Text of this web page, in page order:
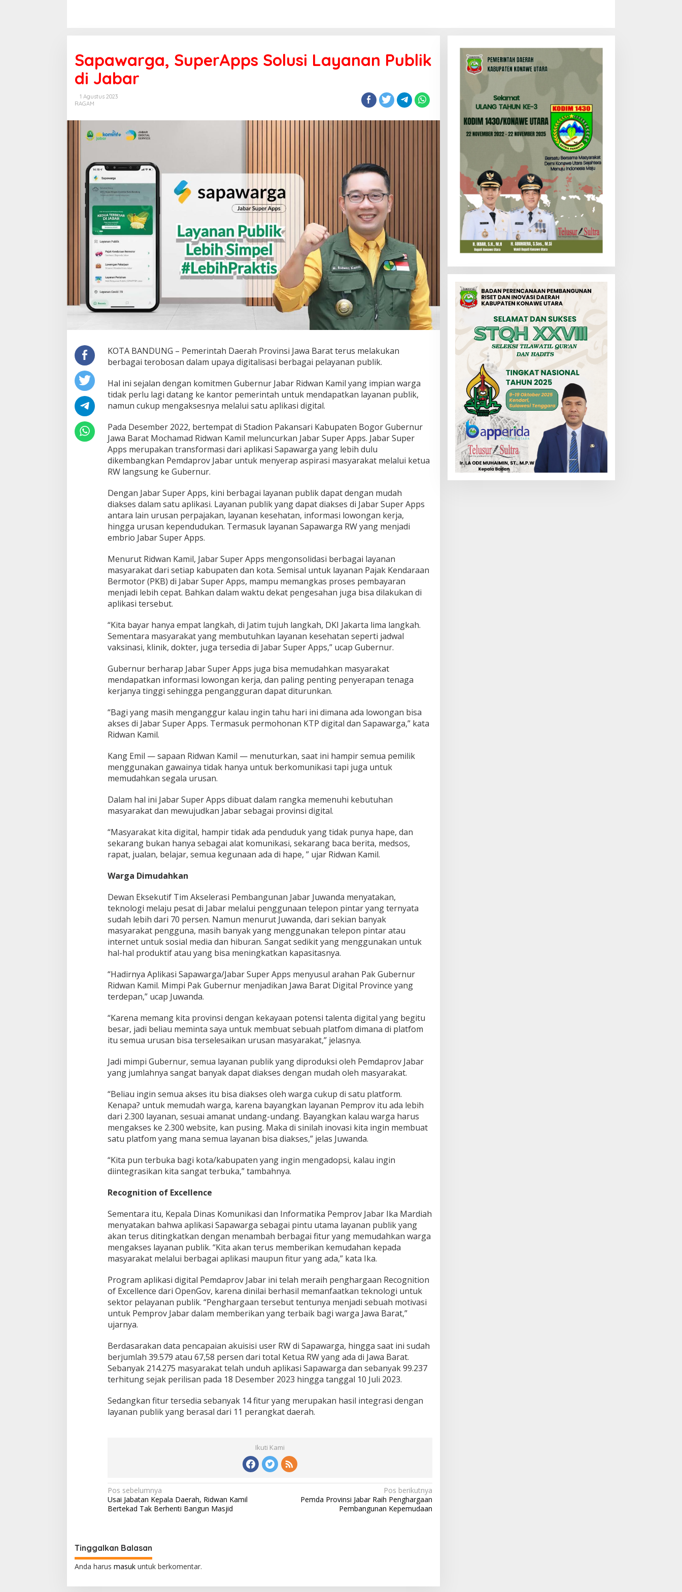
Sapawarga, SuperApps Solusi Layanan Publik
di Jabar
1 Agustus 2023
RAGAM
KOTA BANDUNG – Pemerintah Daerah Provinsi Jawa Barat terus melakukan
berbagai terobosan dalam upaya digitalisasi berbagai pelayanan publik.
Hal ini sejalan dengan komitmen Gubernur Jabar Ridwan Kamil yang impian warga
tidak perlu lagi datang ke kantor pemerintah untuk mendapatkan layanan publik,
namun cukup mengaksesnya melalui satu aplikasi digital.
Pada Desember 2022, bertempat di Stadion Pakansari Kabupaten Bogor Gubernur
Jawa Barat Mochamad Ridwan Kamil meluncurkan Jabar Super Apps. Jabar Super
Apps merupakan transformasi dari aplikasi Sapawarga yang lebih dulu
dikembangkan Pemdaprov Jabar untuk menyerap aspirasi masyarakat melalui ketua
RW langsung ke Gubernur.
Dengan Jabar Super Apps, kini berbagai layanan publik dapat dengan mudah
diakses dalam satu aplikasi. Layanan publik yang dapat diakses di Jabar Super Apps
antara lain urusan perpajakan, layanan kesehatan, informasi lowongan kerja,
hingga urusan kependudukan. Termasuk layanan Sapawarga RW yang menjadi
embrio Jabar Super Apps.
Menurut Ridwan Kamil, Jabar Super Apps mengonsolidasi berbagai layanan
masyarakat dari setiap kabupaten dan kota. Semisal untuk layanan Pajak Kendaraan
Bermotor (PKB) di Jabar Super Apps, mampu memangkas proses pembayaran
menjadi lebih cepat. Bahkan dalam waktu dekat pengesahan juga bisa dilakukan di
aplikasi tersebut.
“Kita bayar hanya empat langkah, di Jatim tujuh langkah, DKI Jakarta lima langkah.
Sementara masyarakat yang membutuhkan layanan kesehatan seperti jadwal
vaksinasi, klinik, dokter, juga tersedia di Jabar Super Apps,” ucap Gubernur.
Gubernur berharap Jabar Super Apps juga bisa memudahkan masyarakat
mendapatkan informasi lowongan kerja, dan paling penting penyerapan tenaga
kerjanya tinggi sehingga pengangguran dapat diturunkan.
“Bagi yang masih menganggur kalau ingin tahu hari ini dimana ada lowongan bisa
akses di Jabar Super Apps. Termasuk permohonan KTP digital dan Sapawarga,” kata
Ridwan Kamil.
Kang Emil — sapaan Ridwan Kamil — menuturkan, saat ini hampir semua pemilik
menggunakan gawainya tidak hanya untuk berkomunikasi tapi juga untuk
memudahkan segala urusan.
Dalam hal ini Jabar Super Apps dibuat dalam rangka memenuhi kebutuhan
masyarakat dan mewujudkan Jabar sebagai provinsi digital.
“Masyarakat kita digital, hampir tidak ada penduduk yang tidak punya hape, dan
sekarang bukan hanya sebagai alat komunikasi, sekarang baca berita, medsos,
rapat, jualan, belajar, semua kegunaan ada di hape, ” ujar Ridwan Kamil.
Warga Dimudahkan
Dewan Eksekutif Tim Akselerasi Pembangunan Jabar Juwanda menyatakan,
teknologi melaju pesat di Jabar melalui penggunaan telepon pintar yang ternyata
sudah lebih dari 70 persen. Namun menurut Juwanda, dari sekian banyak
masyarakat pengguna, masih banyak yang menggunakan telepon pintar atau
internet untuk sosial media dan hiburan. Sangat sedikit yang menggunakan untuk
hal-hal produktif atau yang bisa meningkatkan kapasitasnya.
“Hadirnya Aplikasi Sapawarga/Jabar Super Apps menyusul arahan Pak Gubernur
Ridwan Kamil. Mimpi Pak Gubernur menjadikan Jawa Barat Digital Province yang
terdepan,” ucap Juwanda.
“Karena memang kita provinsi dengan kekayaan potensi talenta digital yang begitu
besar, jadi beliau meminta saya untuk membuat sebuah platfom dimana di platfom
itu semua urusan bisa terselesaikan urusan masyarakat,” jelasnya.
Jadi mimpi Gubernur, semua layanan publik yang diproduksi oleh Pemdaprov Jabar
yang jumlahnya sangat banyak dapat diakses dengan mudah oleh masyarakat.
“Beliau ingin semua akses itu bisa diakses oleh warga cukup di satu platform.
Kenapa? untuk memudah warga, karena bayangkan layanan Pemprov itu ada lebih
dari 2.300 layanan, sesuai amanat undang-undang. Bayangkan kalau warga harus
mengakses ke 2.300 website, kan pusing. Maka di sinilah inovasi kita ingin membuat
satu platfom yang mana semua layanan bisa diakses,” jelas Juwanda.
“Kita pun terbuka bagi kota/kabupaten yang ingin mengadopsi, kalau ingin
diintegrasikan kita sangat terbuka,” tambahnya.
Recognition of Excellence
Sementara itu, Kepala Dinas Komunikasi dan Informatika Pemprov Jabar Ika Mardiah
menyatakan bahwa aplikasi Sapawarga sebagai pintu utama layanan publik yang
akan terus ditingkatkan dengan menambah berbagai fitur yang memudahkan warga
mengakses layanan publik. “Kita akan terus memberikan kemudahan kepada
masyarakat melalui berbagai aplikasi maupun fitur yang ada,” kata Ika.
Program aplikasi digital Pemdaprov Jabar ini telah meraih penghargaan Recognition
of Excellence dari OpenGov, karena dinilai berhasil memanfaatkan teknologi untuk
sektor pelayanan publik. “Penghargaan tersebut tentunya menjadi sebuah motivasi
untuk Pemprov Jabar dalam memberikan yang terbaik bagi warga Jawa Barat,”
ujarnya.
Berdasarakan data pencapaian akuisisi user RW di Sapawarga, hingga saat ini sudah
berjumlah 39.579 atau 67,58 persen dari total Ketua RW yang ada di Jawa Barat.
Sebanyak 214.275 masyarakat telah unduh aplikasi Sapawarga dan sebanyak 99.237
terhitung sejak perilisan pada 18 Desember 2023 hingga tanggal 10 Juli 2023.
Sedangkan fitur tersedia sebanyak 14 fitur yang merupakan hasil integrasi dengan
layanan publik yang berasal dari 11 perangkat daerah.
Ikuti Kami
N
a
g
a
Pos sebelumnya
Usai Jabatan Kepala Daerah, Ridwan Kamil
Bertekad Tak Berhenti Bangun Masjid
Pos berikutnya
Pemda Provinsi Jabar Raih Penghargaan
Pembangunan Kepemudaan
Tinggalkan Balasan
Anda harus masuk untuk berkomentar.